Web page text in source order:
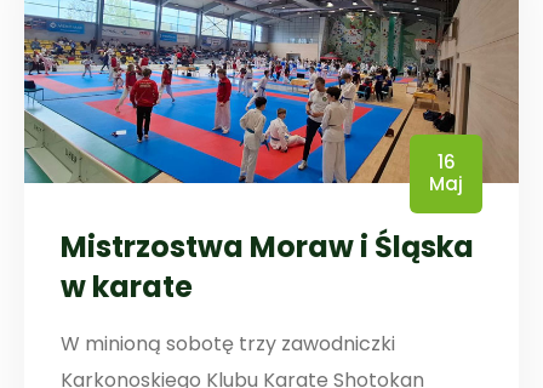
16
Maj
Mistrzostwa Moraw i Śląska
w karate
W minioną sobotę trzy zawodniczki
Karkonoskiego Klubu Karate Shotokan